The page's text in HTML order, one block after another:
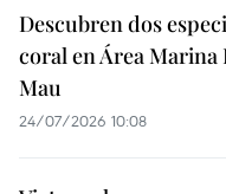
Descubren dos
coral en Área Marina
Mau
24/07/2026 10:08